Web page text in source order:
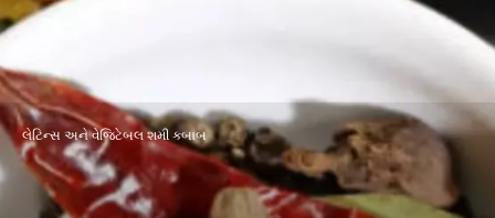
લેટિન્સ અને વેજિટેબલ શમી કબાબ